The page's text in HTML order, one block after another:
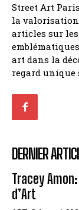
Street Art
la
articles sur
art dans la
regard
DERNIER
Tracey
d’Art